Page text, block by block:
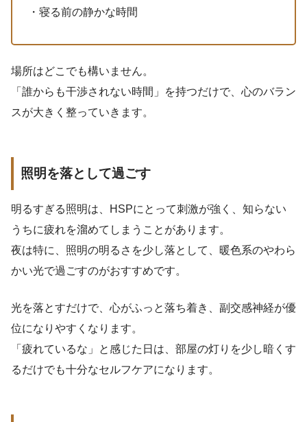
・寝る前の静かな時間
場所はどこでも構いません。
「誰からも干渉されない時間」を持つだけで、心のバラン
スが大きく整っていきます。
照明を落として過ごす
明るすぎる照明は、HSPにとって刺激が強く、知らない
うちに疲れを溜めてしまうことがあります。
夜は特に、照明の明るさを少し落として、暖色系のやわら
かい光で過ごすのがおすすめです。
光を落とすだけで、心がふっと落ち着き、副交感神経が優
位になりやすくなります。
「疲れているな」と感じた日は、部屋の灯りを少し暗くす
るだけでも十分なセルフケアになります。